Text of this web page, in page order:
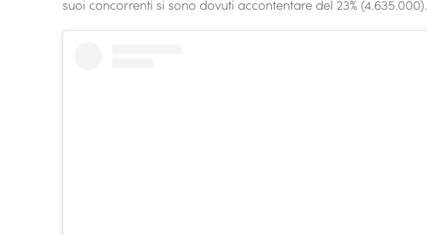
suoi concorrenti si sono dovuti accontentare del 23% (4.635.000).